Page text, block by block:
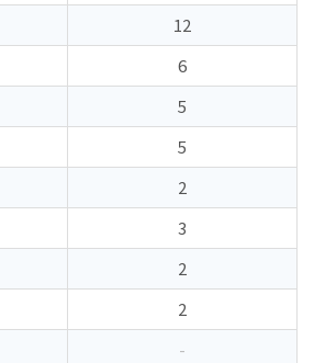
12
6
5
5
2
3
2
2
-